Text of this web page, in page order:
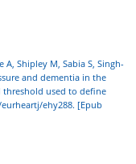
A, Shipley M, Sabia S, Singh-
and dementia in the
used to define
eurheartj/ehy288. [Epub